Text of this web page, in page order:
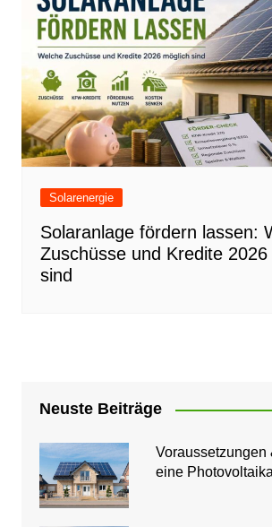
Solarenergie
Solaranlage fördern lassen:
Zuschüsse und Kredite 2026
sind
Neuste Beiträge
Voraussetzungen
eine